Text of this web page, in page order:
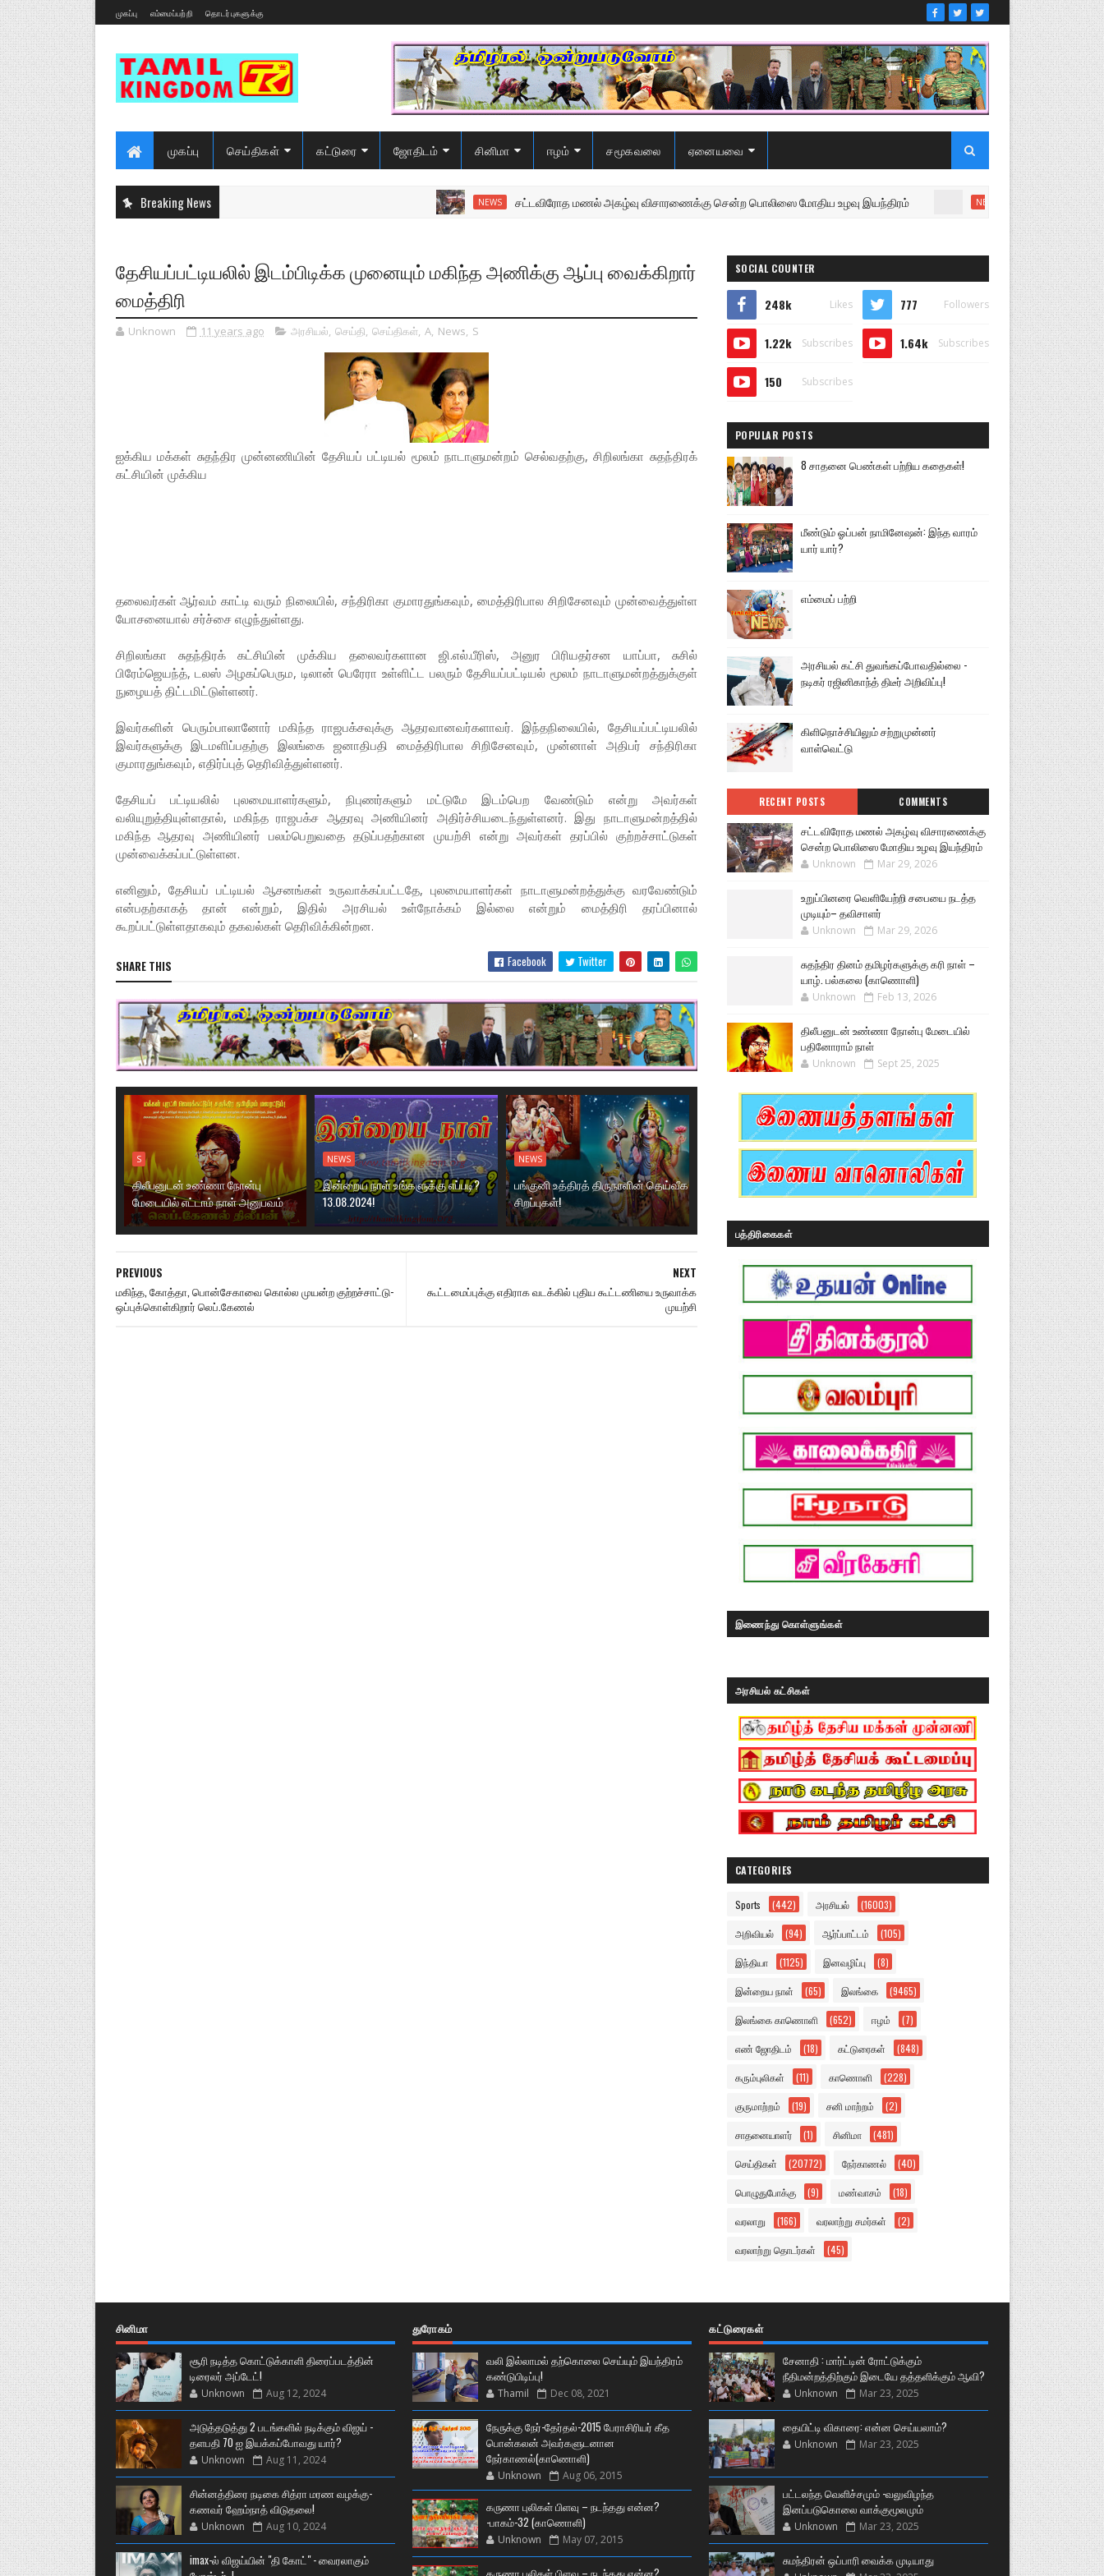
முகப்பு எம்மைப்பற்றி தொடர்புகளுக்கு
முகப்பு செய்திகள் கட்டுரை ஜோதிடம் சினிமா ஈழம் சமூகவலை ஏனையவை
Breaking News NEWS சட்டவிரோத மணல் அகழ்வு விசாரணைக்கு சென்ற பொலிஸை மோதிய உழவு இயந்திரம் உறுப்பினரை வெளியேற்றி
தேசியப்பட்டியலில் இடம்பிடிக்க முனையும் மகிந்த அணிக்கு ஆப்பு வைக்கிறார்
மைத்திரி
Unknown 11 years ago அரசியல், செய்தி, செய்திகள், A, News, S
ஐக்கிய மக்கள் சுதந்திர முன்னணியின் தேசியப் பட்டியல் மூலம் நாடாளுமன்றம் செல்வதற்கு, சிறிலங்கா சுதந்திரக்
கட்சியின் முக்கிய
தலைவர்கள் ஆர்வம் காட்டி வரும் நிலையில், சந்திரிகா குமாரதுங்கவும், மைத்திரிபால சிறிசேனவும் முன்வைத்துள்ள
யோசனையால் சர்ச்சை எழுந்துள்ளது.
சிறிலங்கா சுதந்திரக் கட்சியின் முக்கிய தலைவர்களான ஜி.எல்.பீரிஸ், அனுர பிரியதர்சன யாப்பா, சுசில்
பிரேம்ஜெயந்த், டலஸ் அழகப்பெரும, டிலான் பெரேரா உள்ளிட்ட பலரும் தேசியப்பட்டியல் மூலம் நாடாளுமன்றத்துக்குள்
நுழையத் திட்டமிட்டுள்ளனர்.
இவர்களின் பெரும்பாலானோர் மகிந்த ராஜபக்சவுக்கு ஆதரவானவர்களாவர். இந்தநிலையில், தேசியப்பட்டியலில்
இவர்களுக்கு இடமளிப்பதற்கு இலங்கை ஜனாதிபதி மைத்திரிபால சிறிசேனவும், முன்னாள் அதிபர் சந்திரிகா
குமாரதுங்கவும், எதிர்ப்புத் தெரிவித்துள்ளனர்.
தேசியப் பட்டியலில் புலமையாளர்களும், நிபுணர்களும் மட்டுமே இடம்பெற வேண்டும் என்று அவர்கள்
வலியுறுத்தியுள்ளதால், மகிந்த ராஜபக்ச ஆதரவு அணியினர் அதிர்ச்சியடைந்துள்ளனர். இது நாடாளுமன்றத்தில்
மகிந்த ஆதரவு அணியினர் பலம்பெறுவதை தடுப்பதற்கான முயற்சி என்று அவர்கள் தரப்பில் குற்றச்சாட்டுகள்
முன்வைக்கப்பட்டுள்ளன.
எனினும், தேசியப் பட்டியல் ஆசனங்கள் உருவாக்கப்பட்டதே, புலமையாளர்கள் நாடாளுமன்றத்துக்கு வரவேண்டும்
என்பதற்காகத் தான் என்றும், இதில் அரசியல் உள்நோக்கம் இல்லை என்றும் மைத்திரி தரப்பினால்
கூறப்பட்டுள்ளதாகவும் தகவல்கள் தெரிவிக்கின்றன.
SHARE THIS Facebook Twitter
S
திலீபனுடன் உண்ணா நோன்பு
மேடையில் எட்டாம் நாள் அனுபவம்
NEWS
இன்றைய நாள் உங்களுக்கு எப்படி?
13.08.2024!
NEWS
பங்குனி உத்திரத் திருநாளின் தெய்வீக
சிறப்புகள்!
NEXT
கூட்டமைப்புக்கு எதிராக வடக்கில் புதிய கூட்டணியை உருவாக்க
முயற்சி
PREVIOUS
மகிந்த, கோத்தா, பொன்சேகாவை கொல்ல முயன்ற குற்றச்சாட்டு-
ஒப்புக்கொள்கிறார் லெப்.கேணல்
SOCIAL COUNTER
248k Likes 777 Followers
1.22k Subscribes 1.64k Subscribes
150 Subscribes
POPULAR POSTS
8 சாதனை பெண்கள் பற்றிய கதைகள்!
மீண்டும் ஓப்பன் நாமினேஷன்: இந்த வாரம்
யார் யார்?
எம்மைப் பற்றி
அரசியல் கட்சி துவங்கப்போவதில்லை -
நடிகர் ரஜினிகாந்த் திடீர் அறிவிப்பு!
கிளிநொச்சியிலும் சற்றுமுன்னர்
வாள்வெட்டு
RECENT POSTS COMMENTS
சட்டவிரோத மணல் அகழ்வு விசாரணைக்கு
சென்ற பொலிஸை மோதிய உழவு இயந்திரம்
Unknown Mar 29, 2026
உறுப்பினரை வெளியேற்றி சபையை நடத்த
முடியும்– தவிசாளர்
Unknown Mar 29, 2026
சுதந்திர தினம் தமிழர்களுக்கு கரி நாள் –
யாழ். பல்கலை (காணொளி)
Unknown Feb 13, 2026
திலீபனுடன் உண்ணா நோன்பு மேடையில்
பதினோராம் நாள்
Unknown Sept 25, 2025
பத்திரிகைகள்
இணைந்து கொள்ளுங்கள்
அரசியல் கட்சிகள்
CATEGORIES
Sports (442) அரசியல் (16003)
அறிவியல் (94) ஆர்ப்பாட்டம் (105)
இந்தியா (1125) இனவழிப்பு (8)
இன்றைய நாள் (65) இலங்கை (9465)
இலங்கை காணொளி (652) ஈழம் (7)
எண் ஜோதிடம் (18) கட்டுரைகள் (848)
கரும்புலிகள் (11) காணொளி (228)
குருமாற்றம் (19) சனி மாற்றம் (2)
சாதனையாளர் (1) சினிமா (481)
செய்திகள் (20772) நேர்காணல் (40)
பொழுதுபோக்கு (9) மண்வாசம் (18)
வரலாறு (166) வரலாற்று சமர்கள் (2)
வரலாற்று தொடர்கள் (45)
சினிமா
சூரி நடித்த கொட்டுக்காளி திரைப்படத்தின்
டிரைலர் அப்டேட்!
Unknown Aug 12, 2024
அடுத்தடுத்து 2 படங்களில் நடிக்கும் விஜய் -
தளபதி 70 ஐ இயக்கப்போவது யார்?
Unknown Aug 11, 2024
சின்னத்திரை நடிகை சித்ரா மரண வழக்கு-
கணவர் ஹேம்நாத் விடுதலை!
Unknown Aug 10, 2024
imax-ல் விஜய்யின் "தி கோட்" - வைரலாகும்
துரோகம்
வலி இல்லாமல் தற்கொலை செய்யும் இயந்திரம்
கண்டுபிடிப்பு!
Thamil Dec 08, 2021
நேருக்கு நேர்-தேர்தல்-2015 பேராசிரியர் கீத
பொன்கலன் அவர்களுடனான
நேர்காணல்(காணொளி)
Unknown Aug 06, 2015
கருணா புலிகள் பிளவு – நடந்தது என்ன?
-பாகம்-32 (காணொளி)
Unknown May 07, 2015
கருணா புலிகள் பிளவு – நடந்தது என்ன?
கட்டுரைகள்
சேனாதி : மார்ட்டின் ரோட்டுக்கும்
நீதிமன்றத்திற்கும் இடையே தத்தளிக்கும் ஆவி?
Unknown Mar 23, 2025
தையிட்டி விகாரை: என்ன செய்யலாம்?
Unknown Mar 23, 2025
பட்டலந்த வெளிச்சமும் -வலுவிழந்த
இனப்படுகொலை வாக்குமூலமும்
Unknown Mar 23, 2025
சுமந்திரன் ஒப்பாரி வைக்க முடியாது